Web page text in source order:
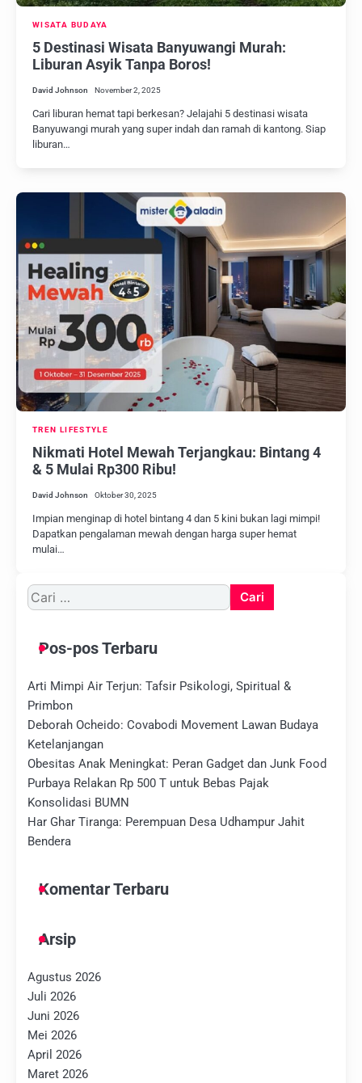
WISATA BUDAYA
5 Destinasi Wisata Banyuwangi Murah:
Liburan Asyik Tanpa Boros!
David Johnson November 2, 2025
Cari liburan hemat tapi berkesan? Jelajahi 5 destinasi wisata
Banyuwangi murah yang super indah dan ramah di kantong. Siap
liburan…
TREN LIFESTYLE
Nikmati Hotel Mewah Terjangkau: Bintang 4
& 5 Mulai Rp300 Ribu!
David Johnson Oktober 30, 2025
Impian menginap di hotel bintang 4 dan 5 kini bukan lagi mimpi!
Dapatkan pengalaman mewah dengan harga super hemat
mulai…
Cari
untuk:
Pos-pos Terbaru
Arti Mimpi Air Terjun: Tafsir Psikologi, Spiritual &
Primbon
Deborah Ocheido: Covabodi Movement Lawan Budaya
Ketelanjangan
Obesitas Anak Meningkat: Peran Gadget dan Junk Food
Purbaya Relakan Rp 500 T untuk Bebas Pajak
Konsolidasi BUMN
Har Ghar Tiranga: Perempuan Desa Udhampur Jahit
Bendera
Komentar Terbaru
Arsip
Agustus 2026
Juli 2026
Juni 2026
Mei 2026
April 2026
Maret 2026